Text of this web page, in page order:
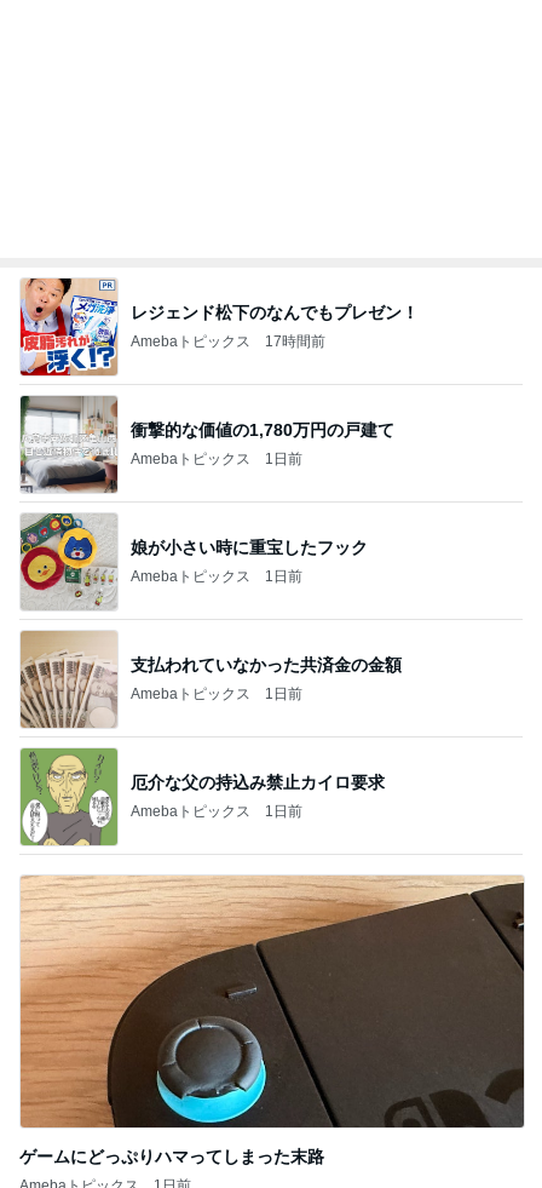
レジェンド松下のなんでもプレゼン！
Amebaトピックス 17時間前
衝撃的な価値の1,780万円の戸建て
Amebaトピックス 1日前
娘が小さい時に重宝したフック
Amebaトピックス 1日前
支払われていなかった共済金の金額
Amebaトピックス 1日前
厄介な父の持込み禁止カイロ要求
Amebaトピックス 1日前
ゲームにどっぷりハマってしまった末路